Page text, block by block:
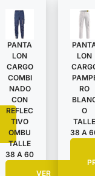
PANTA
LON
CARGO
COMBI
NADO
CON
REFLEC
TIVO
OMBU
TALLE
38 A 60
VER
LON
RO
O
TALLE
38 A